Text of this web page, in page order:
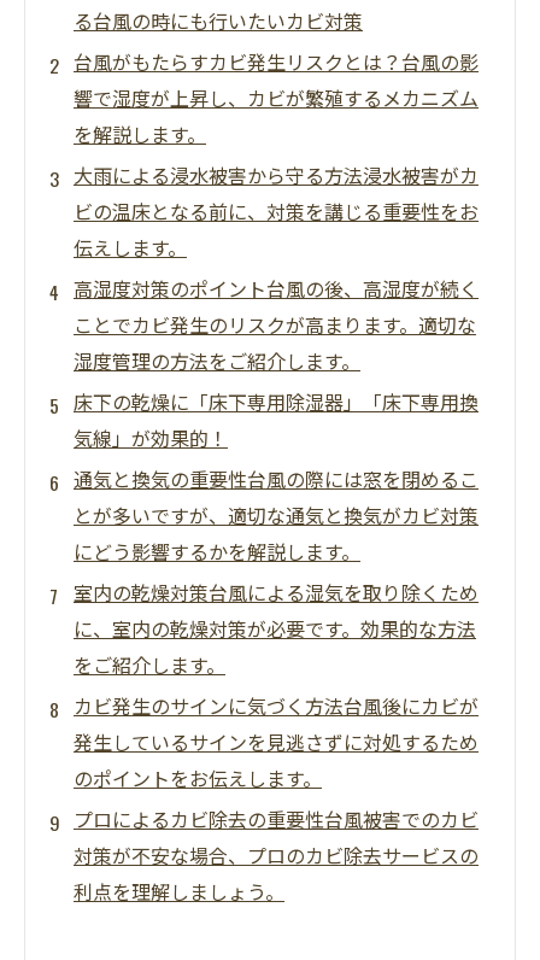
る台風の時にも行いたいカビ対策
台風がもたらすカビ発生リスクとは？台風の影
響で湿度が上昇し、カビが繁殖するメカニズム
を解説します。
大雨による浸水被害から守る方法浸水被害がカ
ビの温床となる前に、対策を講じる重要性をお
伝えします。
高湿度対策のポイント台風の後、高湿度が続く
ことでカビ発生のリスクが高まります。適切な
湿度管理の方法をご紹介します。
床下の乾燥に「床下専用除湿器」「床下専用換
気線」が効果的！
通気と換気の重要性台風の際には窓を閉めるこ
とが多いですが、適切な通気と換気がカビ対策
にどう影響するかを解説します。
室内の乾燥対策台風による湿気を取り除くため
に、室内の乾燥対策が必要です。効果的な方法
をご紹介します。
カビ発生のサインに気づく方法台風後にカビが
発生しているサインを見逃さずに対処するため
のポイントをお伝えします。
プロによるカビ除去の重要性台風被害でのカビ
対策が不安な場合、プロのカビ除去サービスの
利点を理解しましょう。